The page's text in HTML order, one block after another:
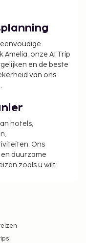
Amelia, onze AI Trip
en de beste
van ons
hotels,
Ons
duurzame
zoals u wilt.